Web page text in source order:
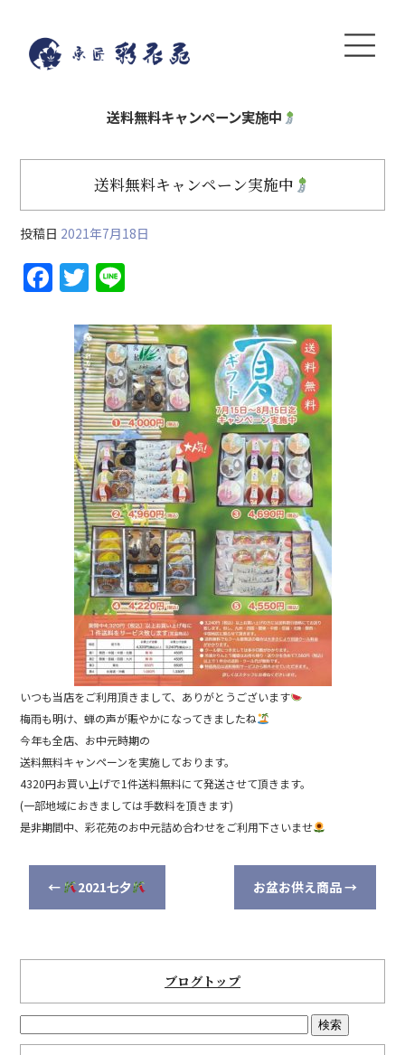
送料無料キャンペーン実施中
送料無料キャンペーン実施中
投稿日 2021年7月18日
F
a
T
w
itt
er
e
いつも当店をご利用頂きまして、ありがとうございます
梅雨も明け、蝉の声が賑やかになってきましたね
今年も全店、お中元時期の
送料無料キャンペーンを実施しております。
4320円お買い上げで1件送料無料にて発送させて頂きます。
(一部地域におきましては手数料を頂きます)
是非期間中、彩花苑のお中元詰め合わせをご利用下さいませ
← 2021七夕 お盆お供え商品→
ブログトップ